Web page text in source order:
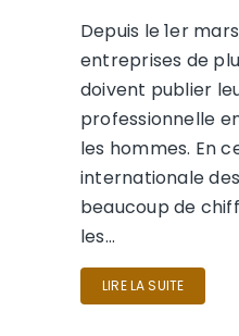
Depuis le 1er
entreprises de
doivent publier
professionnelle
les hommes. En
internationale
beaucoup de
les…
LIRE LA SUITE